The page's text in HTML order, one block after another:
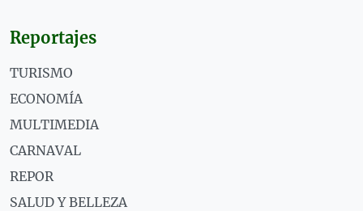
Reportajes
TURISMO
ECONOMÍA
MULTIMEDIA
CARNAVAL
REPOR
SALUD Y BELLEZA